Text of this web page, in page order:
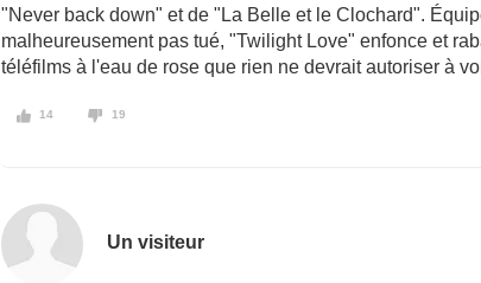
"Never back down" et de "La Belle et le Clochard".
malheureusement pas tué, "Twilight Love" enfonce et
téléfilms à l'eau de rose que rien ne devrait autoriser à
14 19
Un visiteur